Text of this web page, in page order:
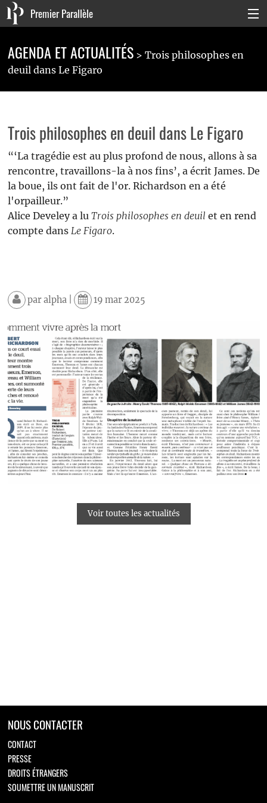
Premier Parallèle
Collection Carnets
Collection Poche
La maison
Connexion
AGENDA ET ACTUALITÉS
Trois philosophes en
deuil dans Le Figaro
Trois philosophes en deuil dans Le Figaro
“‘La tragédie est au plus profond de nous, allons à sa
rencontre, travaillons-la à nos fins’, a écrit James. De
la boue, ils ont fait de l'or. Richardson en a été
l'orpailleur.”
Alice Develey a lu Trois philosophes en deuil et en rend
compte dans Le Figaro.
paralpha| 19 mar 2025
Voir toutes les actualités
NOUS CONTACTER
CONTACT
PRESSE
DROITS ÉTRANGERS
SOUMETTRE UN MANUSCRIT